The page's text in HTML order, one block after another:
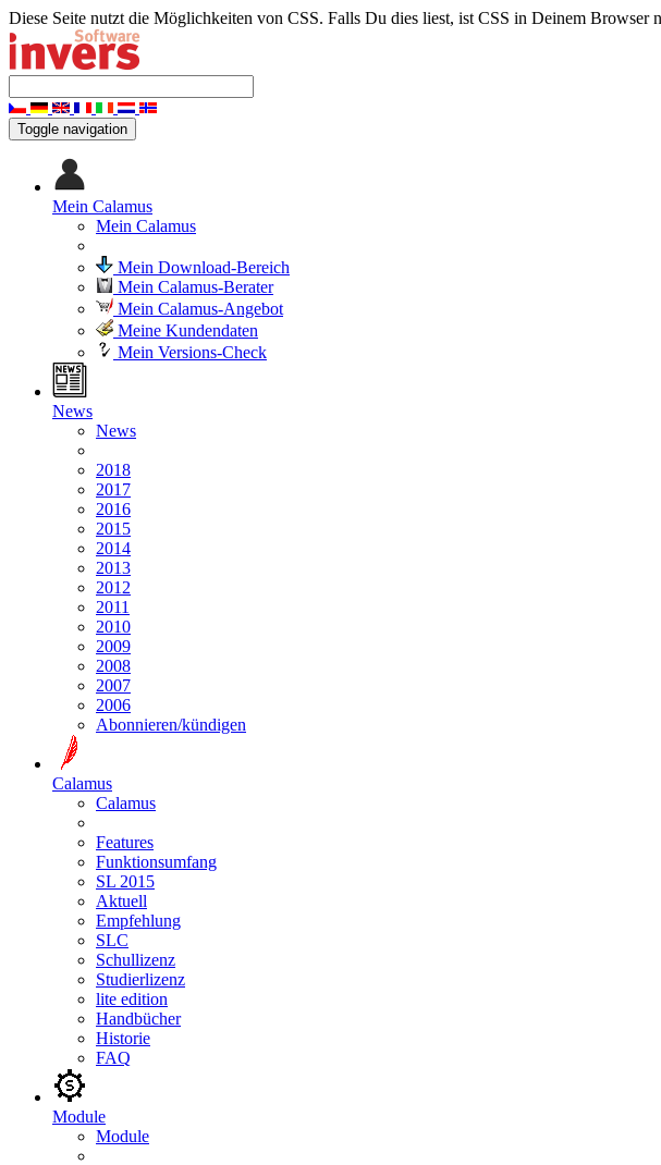
Diese Seite nutzt die Möglichkeiten von CSS. Falls Du dies liest, ist CSS in Deinem
Toggle navigation
Mein Calamus
Mein Calamus
Mein Download-Bereich
Mein Calamus-Berater
Mein Calamus-Angebot
Meine Kundendaten
Mein Versions-Check
News
News
2018
2017
2016
2015
2014
2013
2012
2011
2010
2009
2008
2007
2006
Abonnieren/kündigen
Calamus
Calamus
Features
Funktionsumfang
SL 2015
Aktuell
Empfehlung
SLC
Schullizenz
Studierlizenz
lite edition
Handbücher
Historie
FAQ
Module
Module